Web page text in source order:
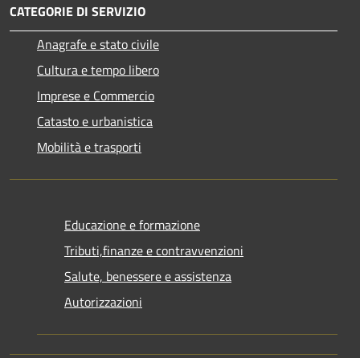
CATEGORIE DI SERVIZIO
Anagrafe e stato civile
Cultura e tempo libero
Imprese e Commercio
Catasto e urbanistica
Mobilità e trasporti
Educazione e formazione
Tributi,finanze e contravvenzioni
Salute, benessere e assistenza
Autorizzazioni